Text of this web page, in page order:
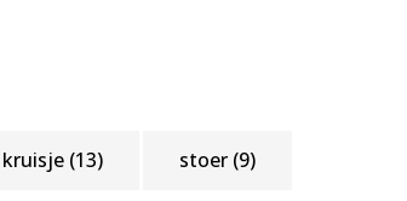
kruisje (13) stoer (9)